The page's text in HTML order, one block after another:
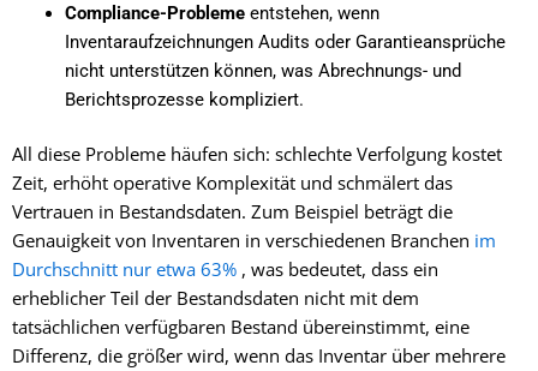
Compliance-Problemeentstehen, wenn
Inventaraufzeichnungen Audits oder Garantieansprüche
nicht unterstützen können, was Abrechnungs- und
Berichtsprozesse kompliziert.
All diese Probleme häufen sich: schlechte Verfolgung kostet
Zeit, erhöht operative Komplexität und schmälert das
Vertrauen in Bestandsdaten. Zum Beispiel beträgt die
Genauigkeit von Inventaren in verschiedenen Branchen im
Durchschnitt nur etwa 63% , was bedeutet, dass ein
erheblicher Teil der Bestandsdaten nicht mit dem
tatsächlichen verfügbaren Bestand übereinstimmt, eine
Differenz, die größer wird, wenn das Inventar über mehrere